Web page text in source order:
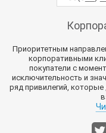
Приоритетным
корпоративными
покупатели с
исключительность и
ряд привилегий, которые